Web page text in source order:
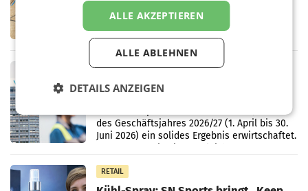
Bereits zum zweiten Mal begleitet Bipa das
polysportive Sommersportcamp „Bewegte
Kids“. Während der Campwochen in den
Monaten Juli und August versorgt das
Unternehmen Kinder sowie
RETAIL
voestalpine verzeichnet solides
des Geschäftsjahres 2026/27 (1. April bis 30.
Juni 2026) ein solides Ergebnis erwirtschaftet.
RETAIL
ALLE AKZEPTIEREN
ALLE ABLEHNEN
DETAILS ANZEIGEN